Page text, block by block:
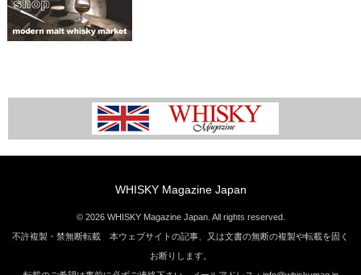
WHISKY Magazine Japan
© 2026 WHISKY Magazine Japan. All rights reserved.
不許複製・禁無断転載 本ウェブサイトの記事、又は文書の無断の複製や転載を固く
お断りします。